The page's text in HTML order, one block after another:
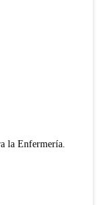
la Enfermería.